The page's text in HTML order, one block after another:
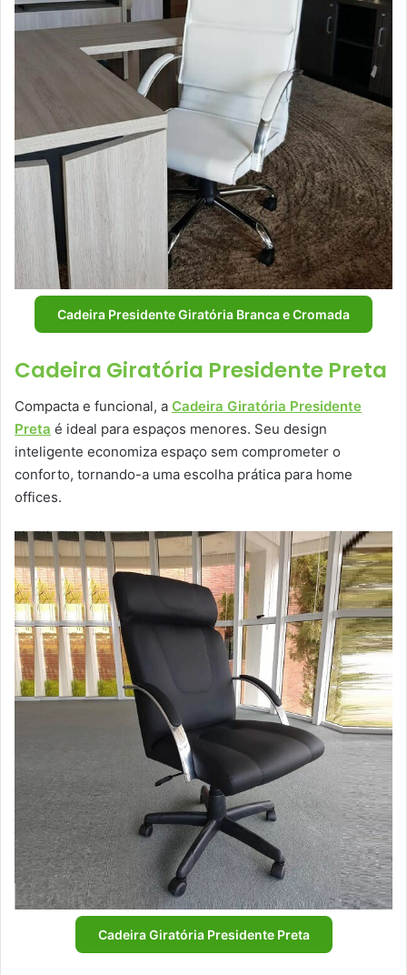
Cadeira Presidente Giratória Branca e Cromada
Cadeira Giratória Presidente Preta
Compacta e funcional, a Cadeira Giratória Presidente
Preta é ideal para espaços menores. Seu design
inteligente economiza espaço sem comprometer o
conforto, tornando-a uma escolha prática para home
offices.
Cadeira Giratória Presidente Preta